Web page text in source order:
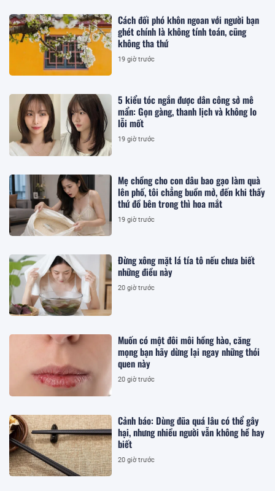
Cách đối phó khôn ngoan với người bạn
ghét chính là không tính toán, cũng
không tha thứ
19 giờ trước
5 kiểu tóc ngắn được dân công sở mê
mẩn: Gọn gàng, thanh lịch và không lo
lỗi mốt
19 giờ trước
Mẹ chồng cho con dâu bao gạo làm quà
lên phố, tôi chẳng buồn mở, đến khi thấy
thứ đồ bên trong thì hoa mắt
19 giờ trước
Đừng xông mặt lá tía tô nếu chưa biết
những điều này
20 giờ trước
Muốn có một đôi môi hồng hào, căng
mọng bạn hãy dừng lại ngay những thói
quen này
20 giờ trước
Cảnh báo: Dùng đũa quá lâu có thể gây
hại, nhưng nhiều người vẫn không hề hay
biết
20 giờ trước